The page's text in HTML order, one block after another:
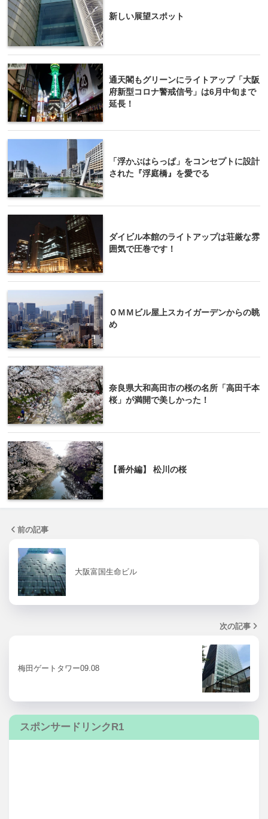
新しい展望スポット
通天閣もグリーンにライトアップ「大阪
府新型コロナ警戒信号」は6月中旬まで
延長！
「浮かぶはらっぱ」をコンセプトに設計
された『浮庭橋』を愛でる
ダイビル本館のライトアップは荘厳な雰
囲気で圧巻です！
ＯＭＭビル屋上スカイガーデンからの眺
め
奈良県大和高田市の桜の名所「高田千本
桜」が満開で美しかった！
【番外編】 松川の桜
前の記事
大阪富国生命ビル
次の記事
梅田ゲートタワー09.08
スポンサードリンクR1